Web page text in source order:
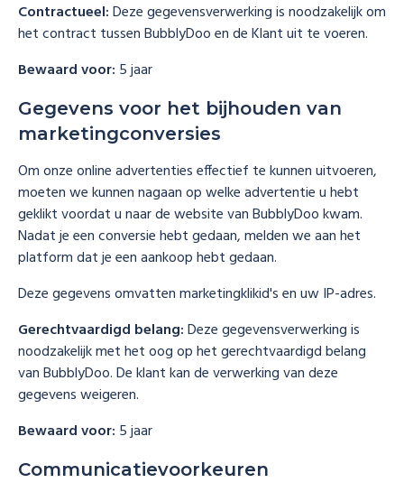
Contractueel:Deze gegevensverwerking is noodzakelijk om
het contract tussen BubblyDoo en de Klant uit te voeren.
Bewaard voor: 5 jaar
Gegevens voor het bijhouden van
marketingconversies
Om onze online advertenties effectief te kunnen uitvoeren,
moeten we kunnen nagaan op welke advertentie u hebt
geklikt voordat u naar de website van BubblyDoo kwam.
Nadat je een conversie hebt gedaan, melden we aan het
platform dat je een aankoop hebt gedaan.
Deze gegevens omvatten marketingklikid's en uw IP-adres.
Gerechtvaardigd belang:Deze gegevensverwerking is
noodzakelijk met het oog op het gerechtvaardigd belang
van BubblyDoo. De klant kan de verwerking van deze
gegevens weigeren.
Bewaard voor: 5 jaar
Communicatievoorkeuren